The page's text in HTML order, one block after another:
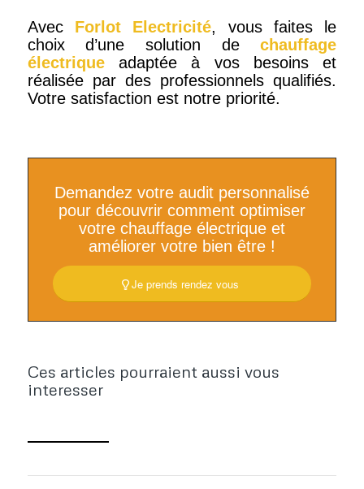
Avec Forlot Electricité, vous faites le
choix d’une solution dechauffage
électriqueadaptée à vos besoins et
réalisée par des professionnels qualifiés.
Votre satisfaction est notre priorité.
Demandez votre audit personnalisé
pour découvrir comment optimiser
votre chauffage électrique et
améliorer votre bien être !
Je prends rendez vous
Ces articles pourraient aussi vous
interesser